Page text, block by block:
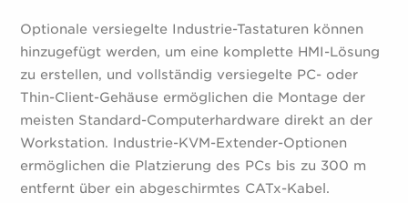
Optionale versiegelte Industrie-Tastaturen können
hinzugefügt werden, um eine komplette HMI-Lösung
zu erstellen, und vollständig versiegelte PC- oder
Thin-Client-Gehäuse ermöglichen die Montage der
meisten Standard-Computerhardware direkt an der
Workstation. Industrie-KVM-Extender-Optionen
ermöglichen die Platzierung des PCs bis zu 300 m
entfernt über ein abgeschirmtes CATx-Kabel.